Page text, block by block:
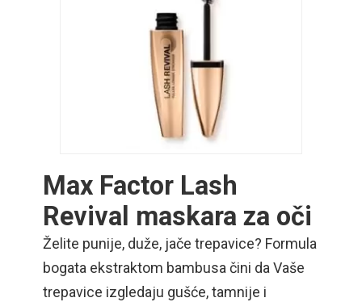
Max Factor Lash
Revival maskara za oči
Želite punije, duže, jače trepavice? Formula
bogata ekstraktom bambusa čini da Vaše
trepavice izgledaju gušće, tamnije i